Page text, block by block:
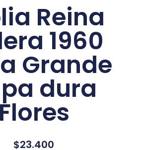
Reina
1960
Grande
dura
Flores
$23.400